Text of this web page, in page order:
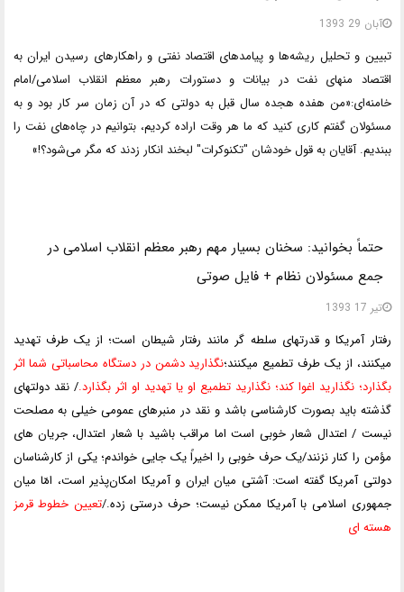
آبان 29 1393
تبیین و تحلیل ریشه‌ها و پیامدهای اقتصاد نفتی و راهکارهای رسیدن ایران به
اقتصاد منهای نفت در بیانات و دستورات رهبر معظم انقلاب اسلامی/امام
خامنه‌ای:«من هفده هجده سال قبل به دولتی که در آن زمان سر کار بود و به
مسئولان گفتم کاری کنید که ما هر وقت اراده کردیم، بتوانیم در چاه‌های نفت را
ببندیم. آقایان به قول خودشان "تکنوکرات" لبخند انکار زدند که مگر می‌شود؟!»
حتماً بخوانید: سخنان بسیار مهم رهبر معظم انقلاب اسلامی در
جمع مسئولان نظام + فایل صوتی
تیر 17 1393
رفتار آمریکا و قدرتهای سلطه گر مانند رفتار شیطان است؛ از یک طرف تهدید
میکنند، از یک طرف تطمیع میکنند؛نگذارید دشمن در دستگاه محاسباتى شما اثر
بگذارد؛ نگذارید اغوا کند؛ نگذارید تطمیع او یا تهدید او اثر بگذارد./ نقد دولتهای
گذشته باید بصورت کارشناسی باشد و نقد در منبرهای عمومی خیلی به مصلحت
نیست / اعتدال شعار خوبی است اما مراقب باشید با شعار اعتدال، جریان های
مؤمن را کنار نزنند/یک حرف خوبى را اخیراً یک جایى خواندم؛ یکى از کارشناسان
دولتى آمریکا گفته است: آشتى میان ایران و آمریکا امکان‌پذیر است، امّا میان
جمهورى اسلامى با آمریکا ممکن نیست؛ حرف درستى زده./تعیین خطوط قرمز
هسته ای